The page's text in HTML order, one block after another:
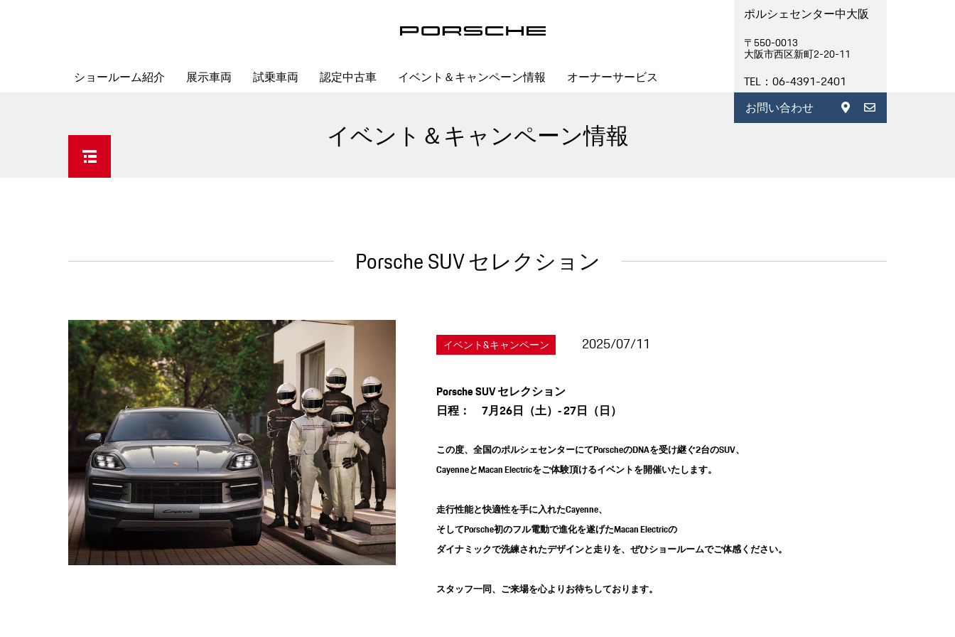
ショールーム紹介 展示車両 試乗車両 認定中古車 イベント＆キャンペーン情報 オーナーサービス
ポルシェセンター中大阪
〒550-0013
大阪市西区新町2-20-11
TEL：06-4391-2401
お問い合わせ
イベント＆キャンペーン情報
Porsche SUV セレクション
イベント&キャンペーン 2025/07/11
Porsche SUV セレクション
日程： 7月26日（土）‐ 27日（日）
この度、全国のポルシェセンターにてPorscheのDNAを受け継ぐ2台のSUV、
CayenneとMacan Electricをご体験頂けるイベントを開催いたします。
走行性能と快適性を手に入れたCayenne、
そしてPorsche初のフル電動で進化を遂げたMacan Electricの
ダイナミックで洗練されたデザインと走りを、ぜひショールームでご体感ください。
スタッフ一同、ご来場を心よりお待ちしております。